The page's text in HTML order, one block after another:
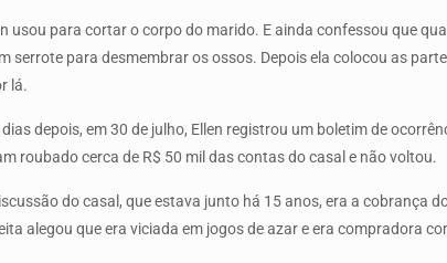
usou para cortar o corpo do marido. E ainda confessou que
serrote para desmembrar os ossos. Depois ela colocou as
lá.
depois, em 30 de julho, Ellen registrou um boletim de
roubado cerca de R$ 50 mil das contas do casal e não voltou.
do casal, que estava junto há 15 anos, era a cobrança
alegou que era viciada em jogos de azar e era compradora